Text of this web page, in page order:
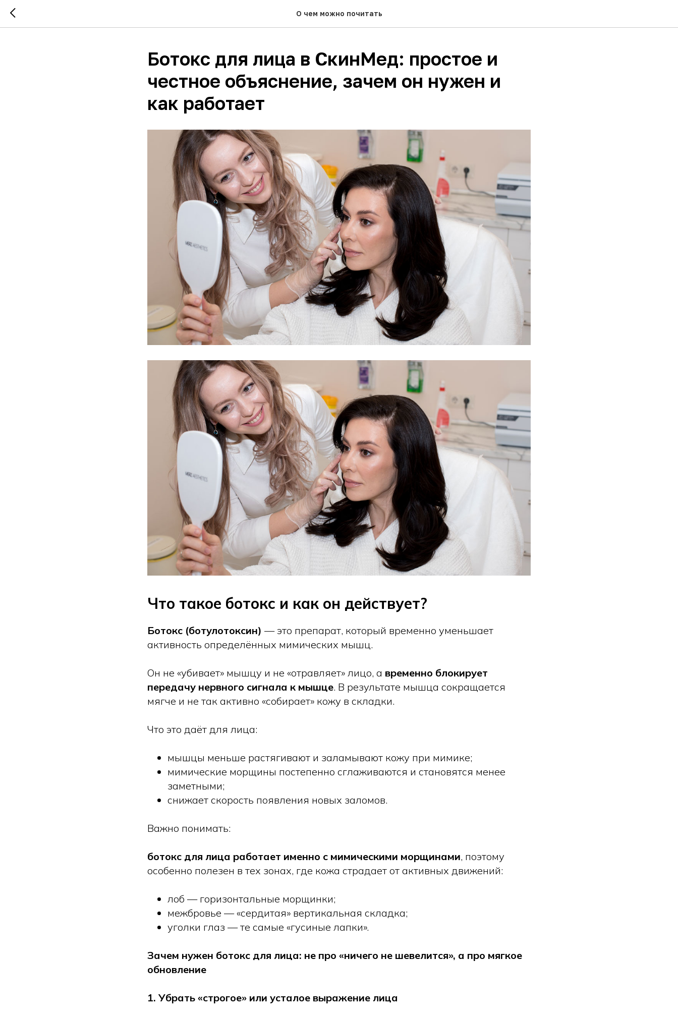
О чем можно почитать
Ботокс для лица в СкинМед: простое и
честное объяснение, зачем он нужен и
как работает
Что такое ботокс и как он действует?
Ботокс (ботулотоксин) — это препарат, который временно уменьшает
активность определённых мимических мышц.
Он не «убивает» мышцу и не «отравляет» лицо, а временно блокирует
передачу нервного сигнала к мышце. В результате мышца сокращается
мягче и не так активно «собирает» кожу в складки.
Что это даёт для лица:
мышцы меньше растягивают и заламывают кожу при мимике;
мимические морщины постепенно сглаживаются и становятся менее
заметными;
снижает скорость появления новых заломов.
Важно понимать:
ботокс для лица работает именно с мимическими морщинами, поэтому
особенно полезен в тех зонах, где кожа страдает от активных движений:
лоб — горизонтальные морщинки;
межбровье — «сердитая» вертикальная складка;
уголки глаз — те самые «гусиные лапки».
Зачем нужен ботокс для лица: не про «ничего не шевелится», а про мягкое
обновление
1. Убрать «строгое» или усталое выражение лица